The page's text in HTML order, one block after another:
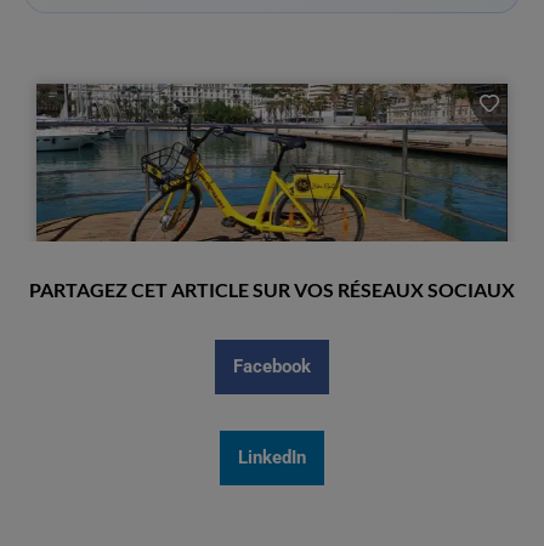
PARTAGEZ CET ARTICLE SUR VOS RÉSEAUX SOCIAUX
Facebook
LinkedIn